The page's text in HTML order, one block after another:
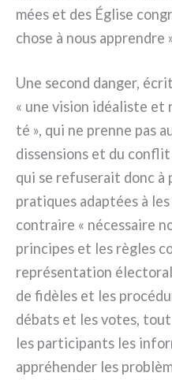
mées et des Église
cho­se à nous appren­dre
Une second dan­ger,
« une vision idéa­li­ste
té », qui ne pren­ne pas
dis­sen­sions et du con­flit
qui se refu­se­rait donc à
pra­ti­ques adap­tées à
con­trai­re « néces­sai­re
prin­ci­pes et les règles
repré­sen­ta­tion
de fidè­les et les
déba­ts et les votes,
les par­ti­ci­pan­ts les
appré­hen­der les